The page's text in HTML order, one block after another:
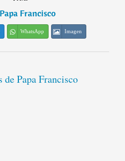
Papa Francisco
WhatsApp Imagen
de Papa Francisco